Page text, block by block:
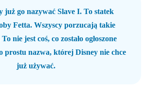
już go nazywać Slave I. To statek
Fetta. Wszyscy porzucają takie
nie jest coś, co zostało ogłoszone
prostu nazwa, której Disney nie chce
już używać.